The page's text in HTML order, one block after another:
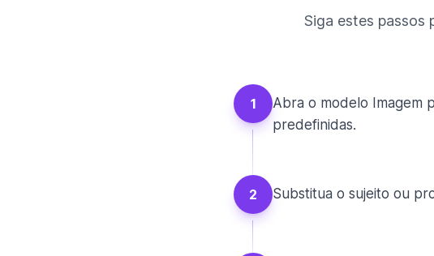
Siga estes passos
1
Abra o modelo Imagem
predefinidas.
2 Substitua o sujeito ou